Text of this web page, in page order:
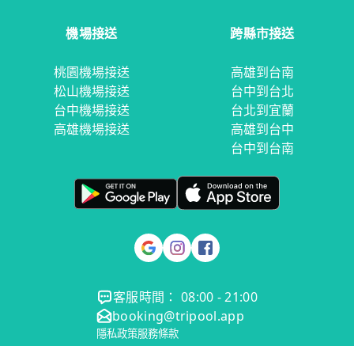
機場接送
桃園機場接送
松山機場接送
台中機場接送
高雄機場接送
跨縣市接送
高雄到台南
台中到台北
台北到宜蘭
高雄到台中
台中到台南
客服時間： 08:00 - 21:00
booking@tripool.app
隱私政策服務條款